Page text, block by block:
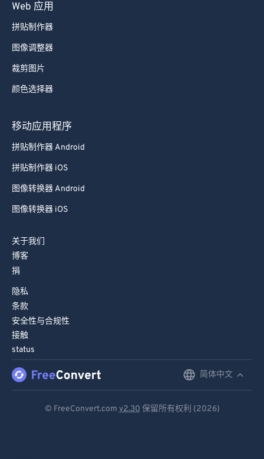
Web 应用
拼贴制作器
图像调整器
裁剪图片
颜色选择器
移动应用程序
拼贴制作器 Android
拼贴制作器 iOS
图像转换器 Android
图像转换器 iOS
关于我们
博客
捐
隐私
条款
安全性与合规性
接触
status
简体中文
© FreeConvert.com v2.30 保留所有权利 (2026)